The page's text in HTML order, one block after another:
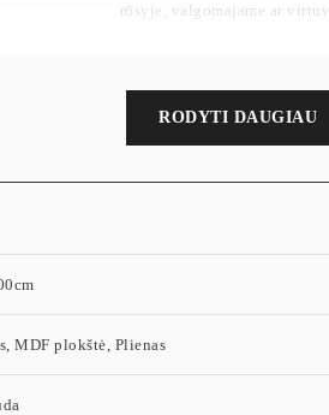
rūsyje, valgomajame ar
RODYTI DAUGIAU
MDF plokštė, Plienas